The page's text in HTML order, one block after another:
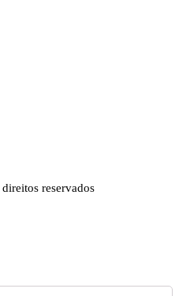
reservados